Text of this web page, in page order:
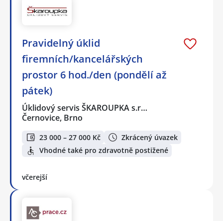
Pravidelný úklid
firemních/kancelářských
prostor 6 hod./den (pondělí až
pátek)
Úklidový servis ŠKAROUPKA s.r…
Černovice, Brno
23 000 – 27 000 Kč
Zkrácený úvazek
Vhodné také pro zdravotně postižené
včerejší